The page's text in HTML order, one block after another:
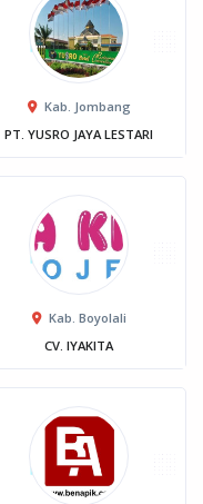
Kab. Jombang
PT. YUSRO JAYA LESTARI
Kab. Boyolali
CV. IYAKITA